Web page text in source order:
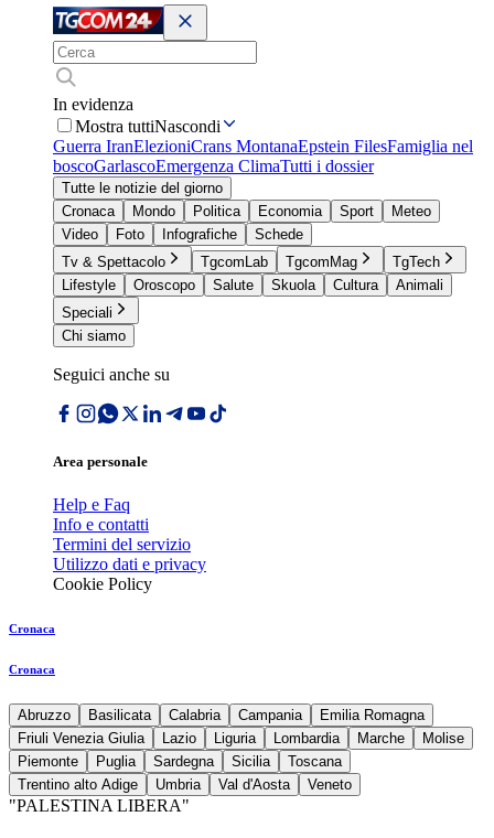
In evidenza
Mostra tuttiNascondi
Guerra IranElezioniCrans MontanaEpstein FilesFamiglia nel
boscoGarlascoEmergenza ClimaTutti i dossier
Tutte le notizie del giorno
Cronaca
Mondo Politica Economia Sport
Meteo
Video
Foto Infografiche
Schede
Tv & Spettacolo
TgcomLab TgcomMag
TgTech
Lifestyle
Oroscopo Salute Skuola Cultura
Animali
Speciali
Chi siamo
Seguici anche su
Area personale
Help e Faq
Info e contatti
Termini del servizio
Utilizzo dati e privacy
Cookie Policy
Cronaca
Cronaca
Abruzzo Basilicata Calabria Campania
Emilia Romagna
Friuli Venezia Giulia
Lazio Liguria Lombardia Marche
Molise
Piemonte
Puglia Sardegna Sicilia
Toscana
Trentino alto Adige
Umbria Val d'Aosta Veneto
"PALESTINA LIBERA"